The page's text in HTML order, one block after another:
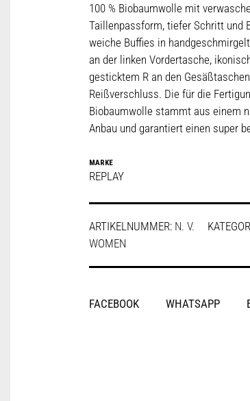
100 % Biobaumwolle mit
Taillenpassform, tiefer Schritt und
weiche Buffies in
an der linken Vordertasche,
gesticktem R an den
Reißverschluss. Die für die
Biobaumwolle stammt aus einem
Anbau und garantiert einen super
MARKE
REPLAY
ARTIKELNUMMER: N. V.
WOMEN
SHARE
FACEBOOK WHATSAPP